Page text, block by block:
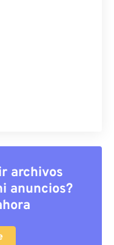
archivos
anuncios?